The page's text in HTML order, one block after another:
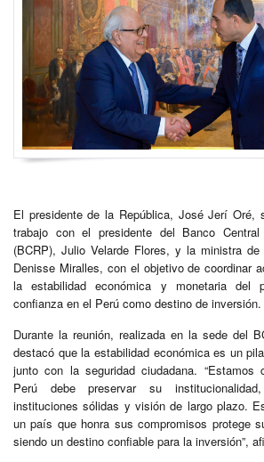
El presidente de la República, José Jerí Oré,
trabajo con el presidente del Banco
(BCRP), Julio Velarde Flores, y la ministra
Denisse Miralles, con el objetivo de coordinar
la estabilidad económica y monetaria del
confianza en el Perú como destino de inversión.
Durante la reunión, realizada en la sede del
destacó que la estabilidad económica es un
junto con la seguridad ciudadana. “Estamos
Perú debe preservar su
instituciones sólidas y visión de largo plazo.
un país que honra sus compromisos protege
siendo un destino confiable para la inversión”,